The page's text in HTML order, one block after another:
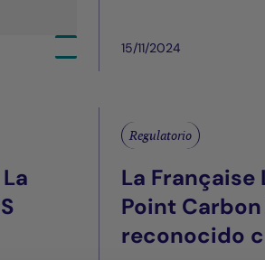
15/11/2024
Regulatorio
La
Point
reconocido